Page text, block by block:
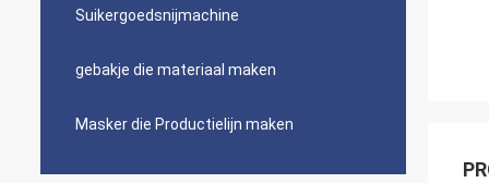
Suikergoedsnijmachine
gebakje die materiaal maken
Masker die Productielijn maken